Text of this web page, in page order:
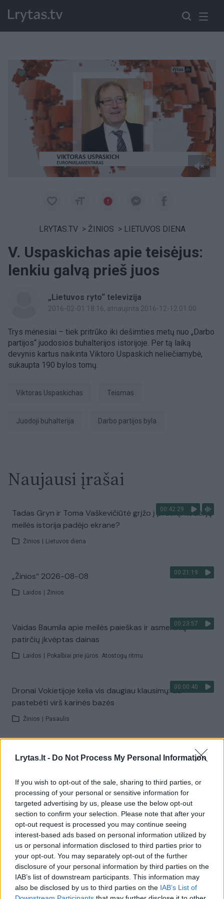
Lrytas.lt - Do Not Process My Personal Information
If you wish to opt-out of the sale, sharing to third parties, or
processing of your personal or sensitive information for
targeted advertising by us, please use the below opt-out
section to confirm your selection. Please note that after your
opt-out request is processed you may continue seeing
interest-based ads based on personal information utilized by
us or personal information disclosed to third parties prior to
your opt-out. You may separately opt-out of the further
disclosure of your personal information by third parties on the
IAB’s list of downstream participants. This information may
also be disclosed by us to third parties on the IAB’s List of
Paremkite Ukrainą
LRYTAS.TV > ŽINIOS > LIETUVOS DIENA
V. Uspaskichas apie teisėjus:
lenkiu galvą prieš juos
„Lietuvos ryto“ televizija
2016-02-01 18:16, atnaujinta 2016-12-12 01:00
Trys mėnesiai – tiek pritrūko iki dešimties metų nuo „Darbo
partijos“ juodosios buhalterijos istorijoje. Per tą laiką
devynis kartus naikinta Viktoro Uspaskich neliečiamybė,
sukaupta 190 bylos tomų.
Viktoras Uspaskichas Teismas
Juodoji buhalterija Darbo partijos byla
Naujausi įrašai
00:42:29
Tadas Gryn ir Toma Vaškevičiūtė grįžo į praeitį: kodėl jų
meilės istorija padėjo ekrane?
Žinios Lietuvos diena
00:21:19
„Žinios“ 2026-08-08
Laidos Žinios
00:23:57
Vaidas Baumila apie meilės paieškas ir asmeninių
patirčių įkvėptas dainas
Laidos Pokalbiai prie jūros. Atostogų ritmu
00:00:40
Dronai Vokietijoje kelia vis daugiau klausimų: du
pastebėti virš karinės bazės
Žinios Pasaulis
Žiūrimiausi įrašai
00:00:30
Vaizdai iš tragiškos avarijos Vilniaus r.: dviejų moterų ir
vaiko gyvybių išgelbėti nepavyko
Žinios | Lietuvos diena
00:00:57